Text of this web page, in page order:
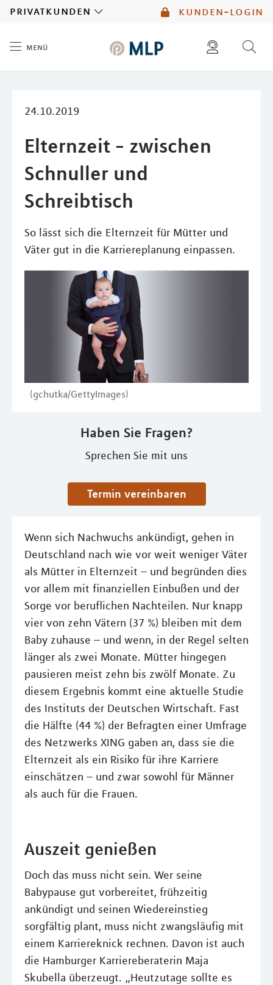
kunden-login
privatkunden
menü
24.10.2019
Elternzeit - zwischen
Schnuller und
Schreibtisch
So lässt sich die Elternzeit für Mütter und
Väter gut in die Karriereplanung einpassen.
(gchutka/GettyImages)
Haben Sie Fragen?
Sprechen Sie mit uns
Termin vereinbaren
Wenn sich Nachwuchs ankündigt, gehen in
Deutschland nach wie vor weit weniger Väter
als Mütter in Elternzeit – und begründen dies
vor allem mit finanziellen Einbußen und der
Sorge vor beruflichen Nachteilen. Nur knapp
vier von zehn Vätern (37 %) bleiben mit dem
Baby zuhause – und wenn, in der Regel selten
länger als zwei Monate. Mütter hingegen
pausieren meist zehn bis zwölf Monate. Zu
diesem Ergebnis kommt eine aktuelle Studie
des Instituts der Deutschen Wirtschaft. Fast
die Hälfte (44 %) der Befragten einer Umfrage
des Netzwerks XING gaben an, dass sie die
Elternzeit als ein Risiko für ihre Karriere
einschätzen – und zwar sowohl für Männer
als auch für die Frauen.
Auszeit genießen
Doch das muss nicht sein. Wer seine
Babypause gut vorbereitet, frühzeitig
ankündigt und seinen Wiedereinstieg
sorgfältig plant, muss nicht zwangsläufig mit
einem Karriereknick rechnen. Davon ist auch
die Hamburger Karriereberaterin Maja
Skubella überzeugt. „Heutzutage sollte es